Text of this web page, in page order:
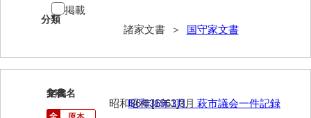
金谷家文書
金子家文書
分類
諸家文書 ＞ 国守家文書
掲載
14
文書名
昭和36年3月 萩市議会一件記録
年代
昭和36年[1961]3月